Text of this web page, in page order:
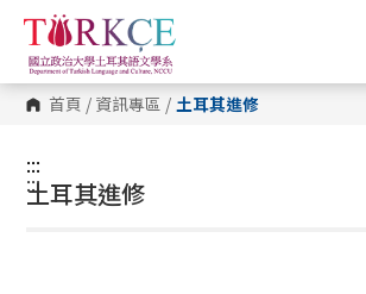
跳
到
主
要
內
容 首頁 / 資訊專區 / 土耳其進修
:::
:::
土耳其進修